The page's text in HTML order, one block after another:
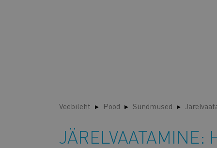
Veebileht Pood Sündmused